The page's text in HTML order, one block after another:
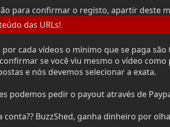
para confirmar o registo, apartir deste
das URLs!
cada vídeos o mínimo que se paga
se você viu mesmo o vídeo
e nós devemos selecionar a exata.
podemos pedir o payout através de
BuzzShed, ganha dinheiro por